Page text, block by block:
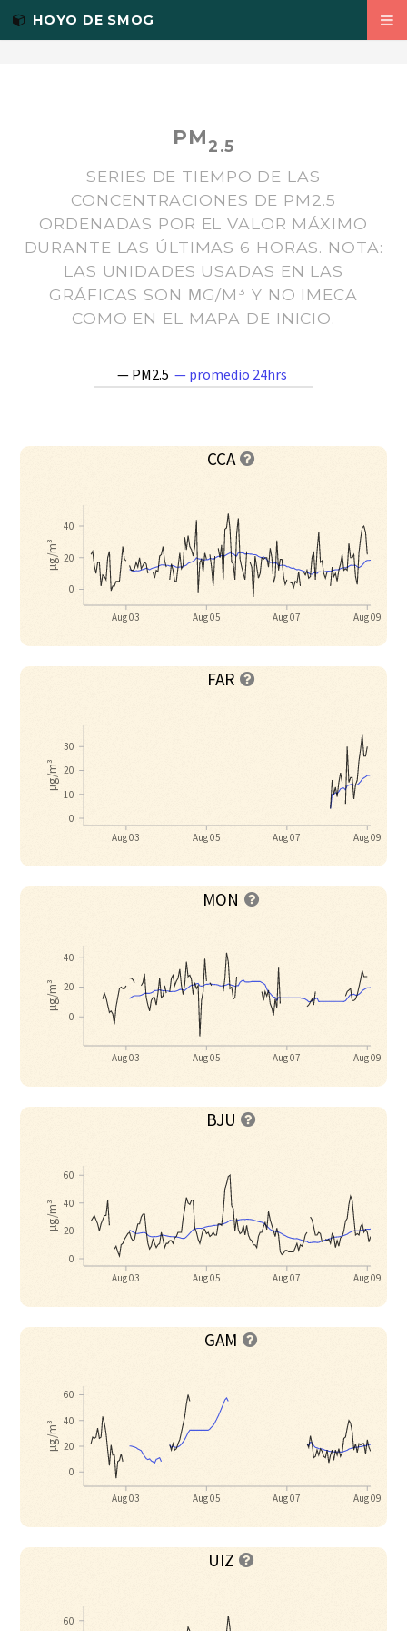
<-- Twitter Summary card images must be at least 120x120px -->
HOYO DE SMOG
PM2.5
SERIES DE TIEMPO DE LAS
CONCENTRACIONES DE PM2.5
ORDENADAS POR EL VALOR MÁXIMO
DURANTE LAS ÚLTIMAS 6 HORAS. NOTA:
LAS UNIDADES USADAS EN LAS
GRÁFICAS SON ΜG/M³ Y NO IMECA
COMO EN EL MAPA DE INICIO.
— PM2.5 — promedio 24hrs
CCA 
Aug 03 Aug 05 Aug 07 Aug 09
µg/m³
0
20
40
FAR 
Aug 03 Aug 05 Aug 07 Aug 09
µg/m³
0
10
20
30
MON 
Aug 03 Aug 05 Aug 07 Aug 09
µg/m³
0
20
40
BJU 
Aug 03 Aug 05 Aug 07 Aug 09
µg/m³
0
20
40
60
GAM 
Aug 03 Aug 05 Aug 07 Aug 09
µg/m³
0
20
40
60
UIZ 
60
PAQUETES R
AIRE.ZMVM
RSINAICA